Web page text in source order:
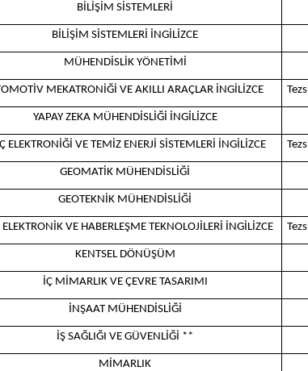
BİLİŞİM SİSTEMLERİ
BİLİŞİM SİSTEMLERİ İNGİLİZCE
MÜHENDİSLİK YÖNETİMİ
MEKATRONİĞİ VE AKILLI ARAÇLAR İNGİLİZCE
YAPAY ZEKA MÜHENDİSLİĞİ İNGİLİZCE
ELEKTRONİĞİ VE TEMİZ ENERJİ SİSTEMLERİ İNGİLİZCE
GEOMATİK MÜHENDİSLİĞİ
GEOTEKNİK MÜHENDİSLİĞİ
ELEKTRONİK VE HABERLEŞME TEKNOLOJİLERİ İNGİLİZCE
KENTSEL DÖNÜŞÜM
İÇ MİMARLIK VE ÇEVRE TASARIMI
İNŞAAT MÜHENDİSLİĞİ
İŞ SAĞLIĞI VE GÜVENLİĞİ **
MİMARLIK